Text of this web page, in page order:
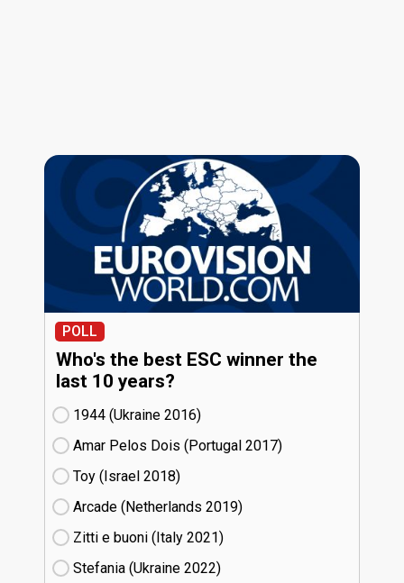
POLL
Who's the best ESC winner the
last 10 years?
1944 (Ukraine
16)
Amar Pelos Dois (Portugal
17)
Toy (Israel
18)
Arcade (Netherlands
19)
Zitti e buoni​ (Italy
21)
Stefania (Ukraine
22)